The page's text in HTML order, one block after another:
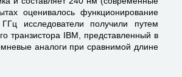
оценивалось функционирование
исследователи получили путем
транзистора IBM, представленный в
аналоги при сравнимой длине